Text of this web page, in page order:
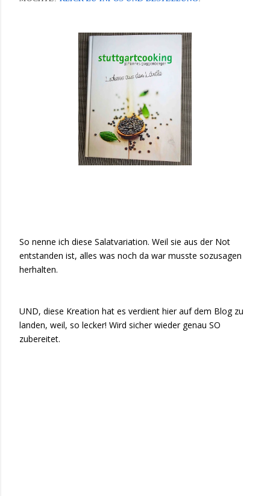
So nenne ich diese Salatvariation. Weil sie aus der Not
entstanden ist, alles was noch da war musste sozusagen
herhalten.
UND, diese Kreation hat es verdient hier auf dem Blog zu
landen, weil, so lecker! Wird sicher wieder genau SO
zubereitet.